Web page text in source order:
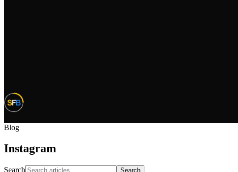
Blog
Instagram
Search Search